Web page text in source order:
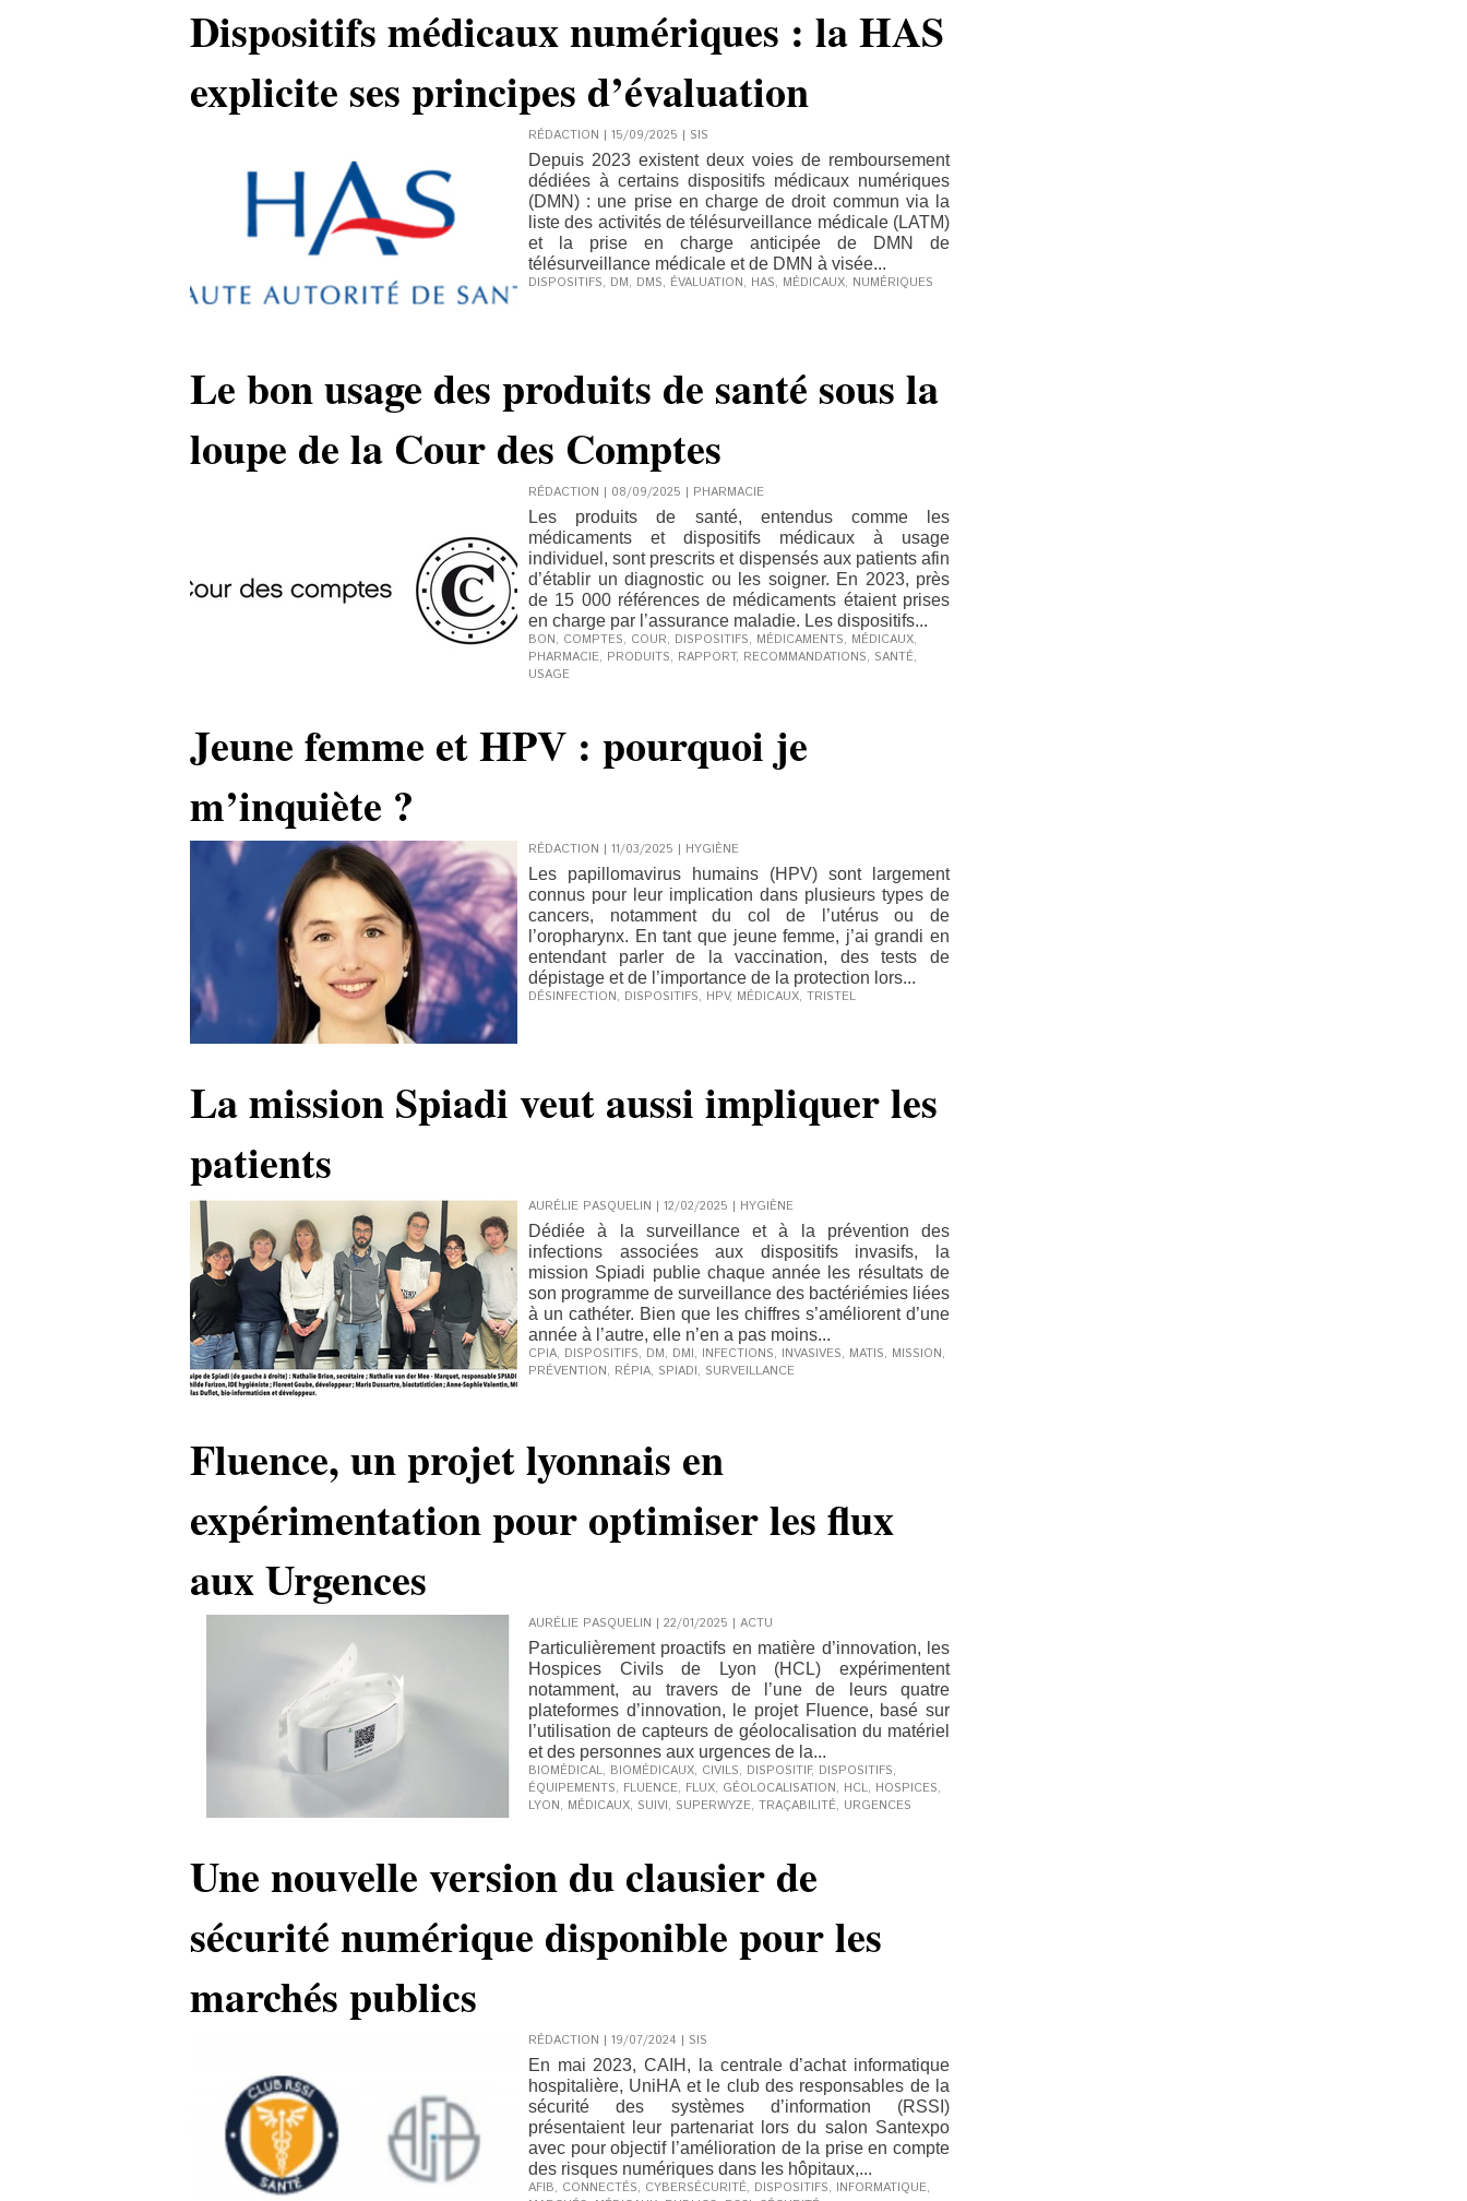
Dispositifs médicaux numériques : la HAS
explicite ses principes d’évaluation
RÉDACTION | 15/09/2025 | SIS
Depuis 2023 existent deux voies de remboursement
dédiées à certains dispositifs médicaux numériques
(DMN) : une prise en charge de droit commun via la
liste des activités de télésurveillance médicale (LATM)
et la prise en charge anticipée de DMN de
télésurveillance médicale et de DMN à visée...
DISPOSITIFS, DM, DMS, ÉVALUATION, HAS, MÉDICAUX, NUMÉRIQUES
Le bon usage des produits de santé sous la
loupe de la Cour des Comptes
RÉDACTION | 08/09/2025 | PHARMACIE
Les produits de santé, entendus comme les
médicaments et dispositifs médicaux à usage
individuel, sont prescrits et dispensés aux patients afin
d’établir un diagnostic ou les soigner. En 2023, près
de 15 000 références de médicaments étaient prises
en charge par l’assurance maladie. Les dispositifs...
BON, COMPTES, COUR, DISPOSITIFS, MÉDICAMENTS, MÉDICAUX,
PHARMACIE, PRODUITS, RAPPORT, RECOMMANDATIONS, SANTÉ,
USAGE
Jeune femme et HPV : pourquoi je
m’inquiète ?
RÉDACTION | 11/03/2025 | HYGIÈNE
Les papillomavirus humains (HPV) sont largement
connus pour leur implication dans plusieurs types de
cancers, notamment du col de l’utérus ou de
l’oropharynx. En tant que jeune femme, j’ai grandi en
entendant parler de la vaccination, des tests de
dépistage et de l’importance de la protection lors...
DÉSINFECTION, DISPOSITIFS, HPV, MÉDICAUX, TRISTEL
La mission Spiadi veut aussi impliquer les
patients
AURÉLIE PASQUELIN | 12/02/2025 | HYGIÈNE
Dédiée à la surveillance et à la prévention des
infections associées aux dispositifs invasifs, la
mission Spiadi publie chaque année les résultats de
son programme de surveillance des bactériémies liées
à un cathéter. Bien que les chiffres s’améliorent d’une
année à l’autre, elle n’en a pas moins...
CPIA, DISPOSITIFS, DM, DMI, INFECTIONS, INVASIVES, MATIS, MISSION,
PRÉVENTION, RÉPIA, SPIADI, SURVEILLANCE
Fluence, un projet lyonnais en
expérimentation pour optimiser les flux
aux Urgences
AURÉLIE PASQUELIN | 22/01/2025 | ACTU
Particulièrement proactifs en matière d’innovation, les
Hospices Civils de Lyon (HCL) expérimentent
notamment, au travers de l’une de leurs quatre
plateformes d’innovation, le projet Fluence, basé sur
l’utilisation de capteurs de géolocalisation du matériel
et des personnes aux urgences de la...
BIOMÉDICAL, BIOMÉDICAUX, CIVILS, DISPOSITIF, DISPOSITIFS,
ÉQUIPEMENTS, FLUENCE, FLUX, GÉOLOCALISATION, HCL, HOSPICES,
LYON, MÉDICAUX, SUIVI, SUPERWYZE, TRAÇABILITÉ, URGENCES
Une nouvelle version du clausier de
sécurité numérique disponible pour les
marchés publics
RÉDACTION | 19/07/2024 | SIS
En mai 2023, CAIH, la centrale d’achat informatique
hospitalière, UniHA et le club des responsables de la
sécurité des systèmes d’information (RSSI)
présentaient leur partenariat lors du salon Santexpo
avec pour objectif l’amélioration de la prise en compte
des risques numériques dans les hôpitaux,...
AFIB, CONNECTÉS, CYBERSÉCURITÉ, DISPOSITIFS, INFORMATIQUE,